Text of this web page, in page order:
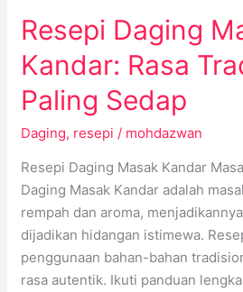
Resepi Daging
Kandar: Rasa
Paling Sedap
Daging, resepi / mohdazwan
Resepi Daging Masak Kandar
Daging Masak Kandar adalah
rempah dan aroma,
dijadikan hidangan istimewa.
penggunaan bahan-bahan
rasa autentik. Ikuti panduan